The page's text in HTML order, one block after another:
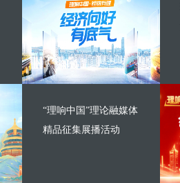
“理响中国”理论融媒体
精品征集展播活动